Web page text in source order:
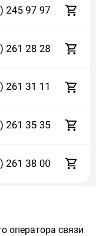
оператора связи